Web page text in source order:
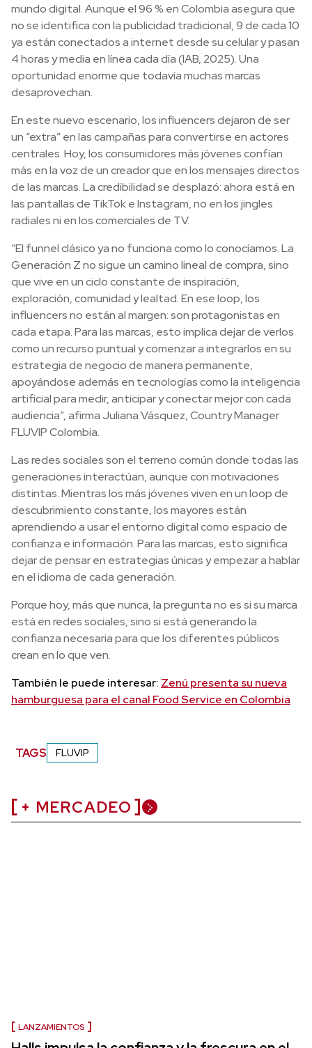
mundo digital. Aunque el 96 % en Colombia asegura que
no se identifica con la publicidad tradicional, 9 de cada 10
ya están conectados a internet desde su celular y pasan
4 horas y media en línea cada día (IAB, 2025). Una
oportunidad enorme que todavía muchas marcas
desaprovechan.
En este nuevo escenario, los influencers dejaron de ser
un “extra” en las campañas para convertirse en actores
centrales. Hoy, los consumidores más jóvenes confían
más en la voz de un creador que en los mensajes directos
de las marcas. La credibilidad se desplazó: ahora está en
las pantallas de TikTok e Instagram, no en los jingles
radiales ni en los comerciales de TV.
“El funnel clásico ya no funciona como lo conocíamos. La
Generación Z no sigue un camino lineal de compra, sino
que vive en un ciclo constante de inspiración,
exploración, comunidad y lealtad. En ese loop, los
influencers no están al margen: son protagonistas en
cada etapa. Para las marcas, esto implica dejar de verlos
como un recurso puntual y comenzar a integrarlos en su
estrategia de negocio de manera permanente,
apoyándose además en tecnologías como la inteligencia
artificial para medir, anticipar y conectar mejor con cada
audiencia”, afirma Juliana Vásquez, Country Manager
FLUVIP Colombia.
Las redes sociales son el terreno común donde todas las
generaciones interactúan, aunque con motivaciones
distintas. Mientras los más jóvenes viven en un loop de
descubrimiento constante, los mayores están
aprendiendo a usar el entorno digital como espacio de
confianza e información. Para las marcas, esto significa
dejar de pensar en estrategias únicas y empezar a hablar
en el idioma de cada generación.
Porque hoy, más que nunca, la pregunta no es si su marca
está en redes sociales, sino si está generando la
confianza necesaria para que los diferentes públicos
crean en lo que ven.
También le puede interesar: Zenú presenta su nueva
hamburguesa para el canal Food Service en Colombia
TAGS FLUVIP
+ MERCADEO
LANZAMIENTOS